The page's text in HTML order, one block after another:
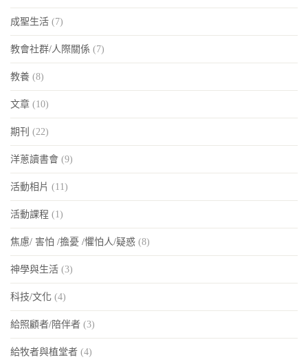
成聖生活 (7)
教會社群/人際關係 (7)
教養 (8)
文章 (10)
期刊 (22)
洋蔥讀書會 (9)
活動相片 (11)
活動課程 (1)
焦慮/ 害怕 /擔憂 /懼怕人/疑惑 (8)
神學與生活 (3)
科技/文化 (4)
給照顧者/陪伴者 (3)
給牧者與植堂者 (4)